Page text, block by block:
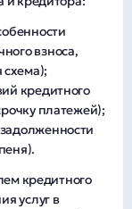
взноса,
кредитного
платежей);
кредитного
услуг в